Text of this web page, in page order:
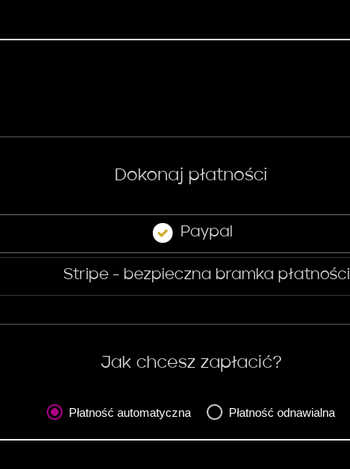
Dokonaj płatności
Paypal
Stripe - bezpieczna bramka płatności
Jak chcesz zapłacić?
Płatność automatyczna Płatność odnawialna